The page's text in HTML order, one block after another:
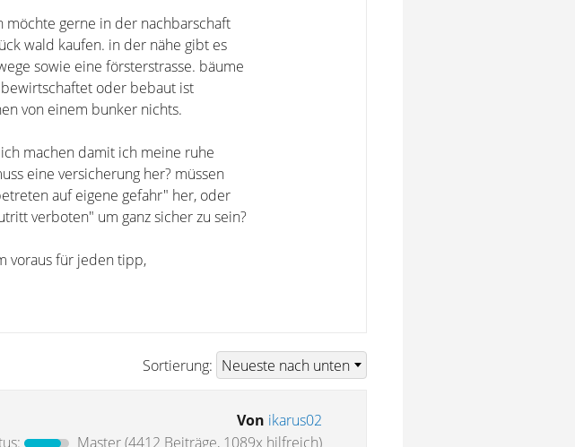
möchte gerne in der nachbarschaft
wald kaufen. in der nähe gibt es
sowie eine försterstrasse. bäume
oder bebaut ist
von einem bunker nichts.
machen damit ich meine ruhe
eine versicherung her? müssen
auf eigene gefahr" her, oder
verboten" um ganz sicher zu sein?
voraus für jeden tipp,
Sortierung:
Von ikarus02
Master(4412 Beiträge, 1089x hilfreich)